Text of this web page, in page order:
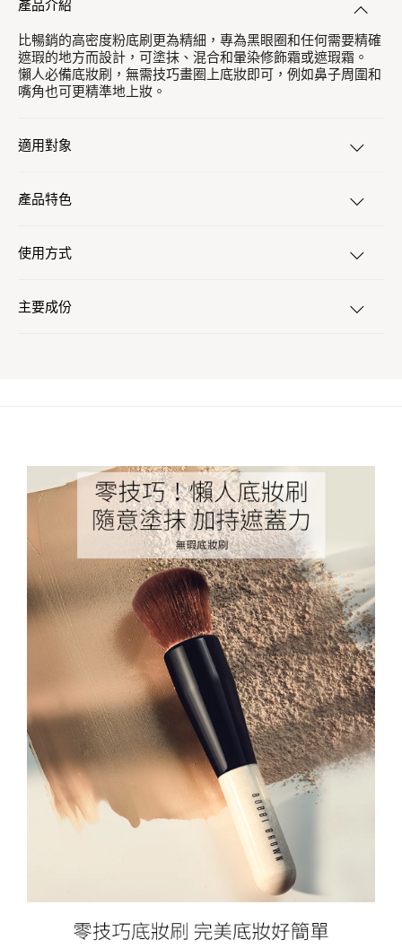
產品介紹
比暢銷的高密度粉底刷更為精細，專為黑眼圈和任何需要精確
遮瑕的地方而設計，可塗抹、混合和暈染修飾霜或遮瑕霜。
懶人必備底妝刷，無需技巧畫圈上底妝即可，例如鼻子周圍和
嘴角也可更精準地上妝。
適用對象
產品特色
使用方式
主要成份